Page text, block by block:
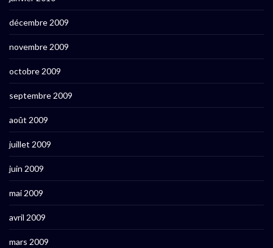
décembre 2009
novembre 2009
octobre 2009
septembre 2009
août 2009
juillet 2009
juin 2009
mai 2009
avril 2009
mars 2009